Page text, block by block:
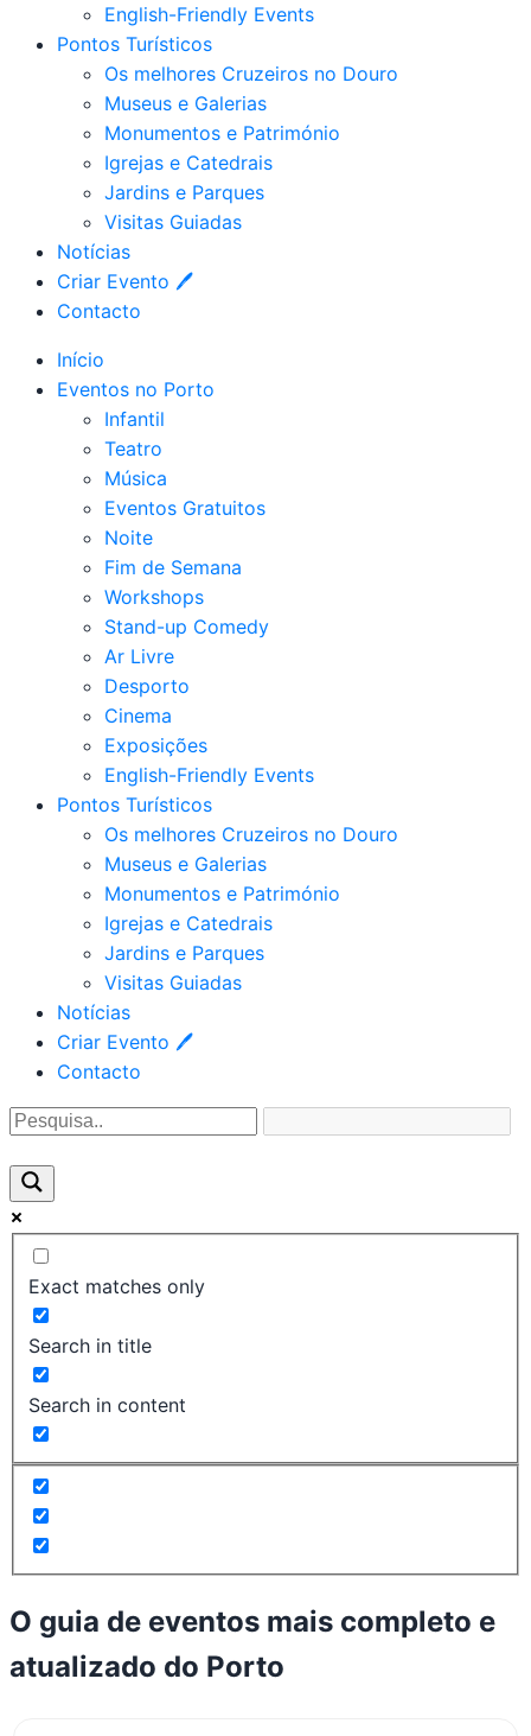
English-Friendly Events
Pontos Turísticos
Os melhores Cruzeiros no Douro​
Museus e Galerias
Monumentos e Património
Igrejas e Catedrais
Jardins e Parques
Visitas Guiadas
Notícias
Criar Evento 🖊
Contacto
Início
Eventos no Porto
Infantil
Teatro
Música
Eventos Gratuitos
Noite
Fim de Semana
Workshops
Stand-up Comedy
Ar Livre
Desporto
Cinema
Exposições
English-Friendly Events
Pontos Turísticos
Os melhores Cruzeiros no Douro​
Museus e Galerias
Monumentos e Património
Igrejas e Catedrais
Jardins e Parques
Visitas Guiadas
Notícias
Criar Evento 🖊
Contacto
Exact matches only
Search in title
Search in content
O guia de eventos mais completo e
atualizado do Porto